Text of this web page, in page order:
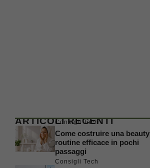
ARTICOLI RECENTI
Consigli Tech
Come costruire una beauty
routine efficace in pochi
passaggi
Consigli Tech